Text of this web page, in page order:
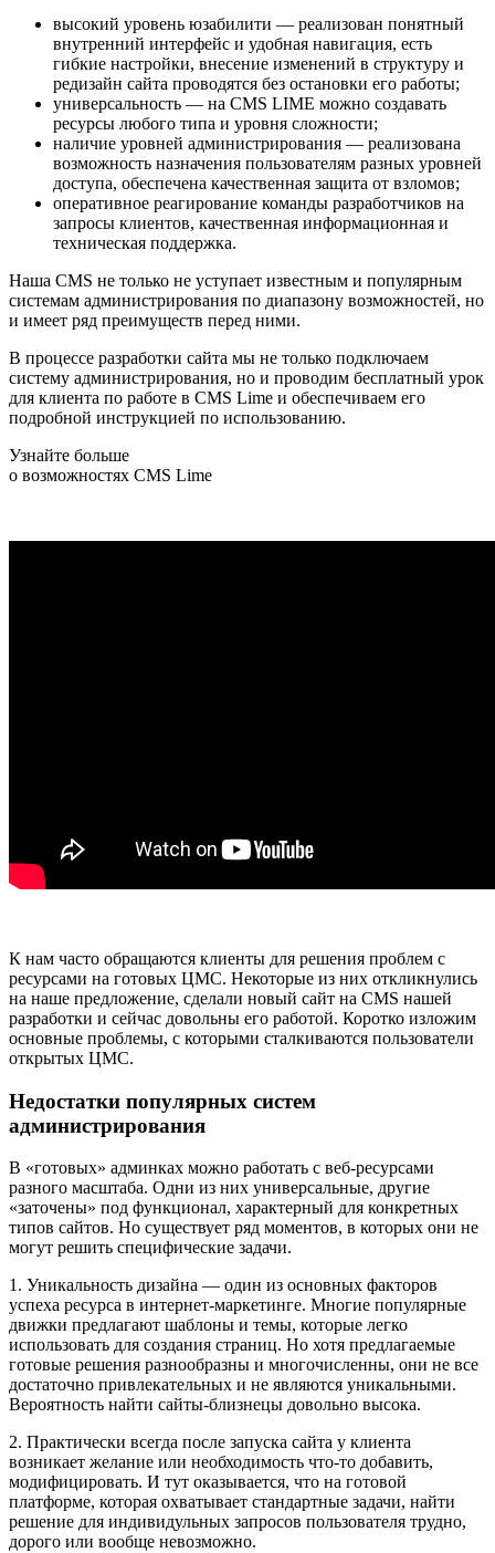
высокий уровень юзабилити — реализован понятный
внутренний интерфейс и удобная навигация, есть
гибкие настройки, внесение изменений в структуру и
редизайн сайта проводятся без остановки его работы;
универсальность — на CMS LIME можно создавать
ресурсы любого типа и уровня сложности;
наличие уровней администрирования — реализована
возможность назначения пользователям разных уровней
доступа, обеспечена качественная защита от взломов;
оперативное реагирование команды разработчиков на
запросы клиентов, качественная информационная и
техническая поддержка.
Наша CMS не только не уступает известным и популярным
системам администрирования по диапазону возможностей, но
и имеет ряд преимуществ перед ними.
В процессе разработки сайта мы не только подключаем
систему администрирования, но и проводим бесплатный урок
для клиента по работе в CMS Lime и обеспечиваем его
подробной инструкцией по использованию.
Узнайте больше
о возможностях CMS Lime
К нам часто обращаются клиенты для решения проблем с
ресурсами на готовых ЦМС. Некоторые из них откликнулись
на наше предложение, сделали новый сайт на CMS нашей
разработки и сейчас довольны его работой. Коротко изложим
основные проблемы, с которыми сталкиваются пользователи
открытых ЦМС.
Недостатки популярных систем
администрирования
В «готовых» админках можно работать с веб-ресурсами
разного масштаба. Одни из них универсальные, другие
«заточены» под функционал, характерный для конкретных
типов сайтов. Но существует ряд моментов, в которых они не
могут решить специфические задачи.
1. Уникальность дизайна — один из основных факторов
успеха ресурса в интернет-маркетинге. Многие популярные
движки предлагают шаблоны и темы, которые легко
использовать для создания страниц. Но хотя предлагаемые
готовые решения разнообразны и многочисленны, они не все
достаточно привлекательных и не являются уникальными.
Вероятность найти сайты-близнецы довольно высока.
2. Практически всегда после запуска сайта у клиента
возникает желание или необходимость что-то добавить,
модифицировать. И тут оказывается, что на готовой
платформе, которая охватывает стандартные задачи, найти
решение для индивидульных запросов пользователя трудно,
дорого или вообще невозможно.